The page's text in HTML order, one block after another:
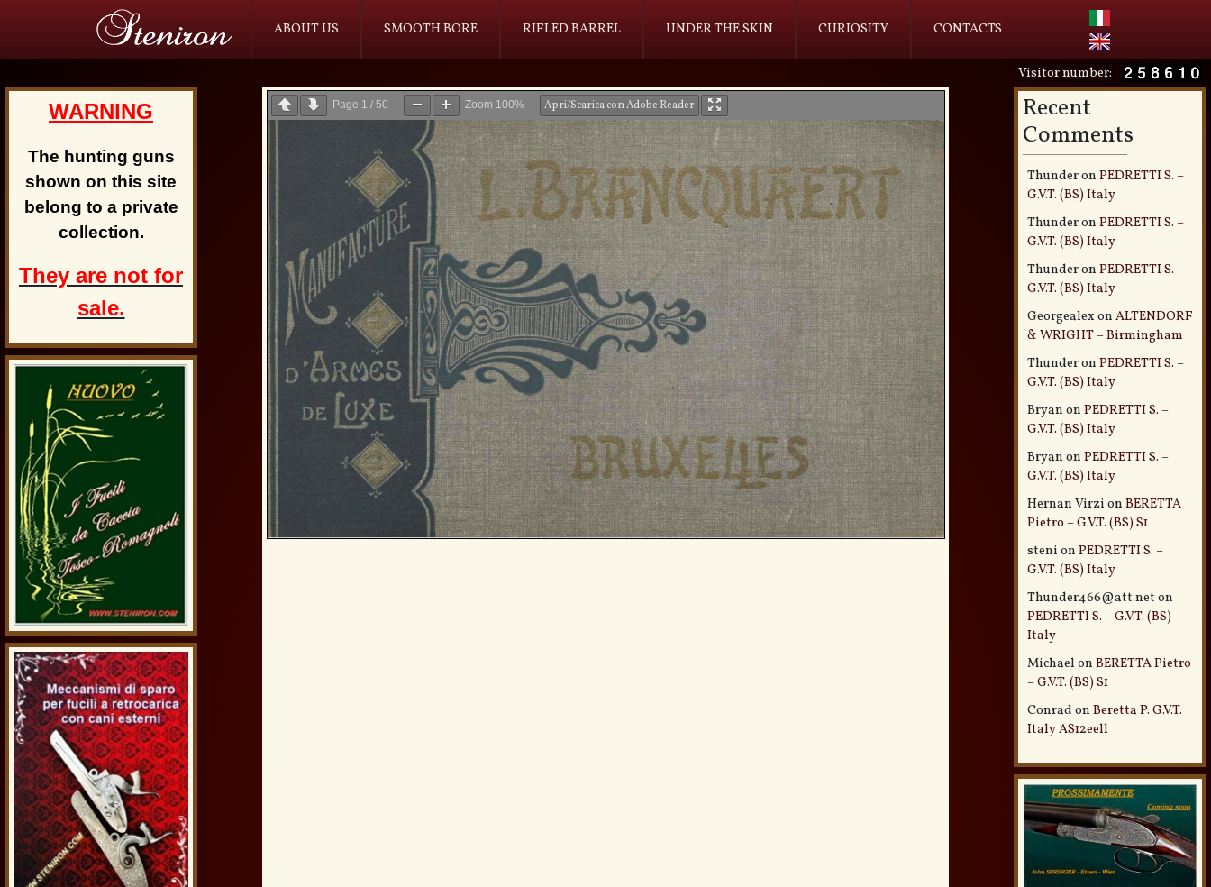
ABOUT US SMOOTH BORE RIFLED BARREL UNDER THE SKIN CURIOSITY CONTACTS
Visitor number:
WARNING
The hunting guns
shown on this site
belong to a private
collection.
They are not for
sale.
Page 1 /50 Zoom 100%
Recent
Comments
Thunderon PEDRETTI S. –
G.V.T. (BS) Italy
Thunderon PEDRETTI S. –
G.V.T. (BS) Italy
Thunderon PEDRETTI S. –
G.V.T. (BS) Italy
Georgealex on ALTENDORF
& WRIGHT – Birmingham
Thunderon PEDRETTI S. –
G.V.T. (BS) Italy
Bryan on PEDRETTI S. –
G.V.T. (BS) Italy
Bryan on PEDRETTI S. –
G.V.T. (BS) Italy
Hernan Virzi on BERETTA
Pietro – G.V.T. (BS) S1
steni on PEDRETTI S. –
G.V.T. (BS) Italy
Thunder466@att.net on
PEDRETTI S. – G.V.T. (BS)
Italy
Michael on BERETTA Pietro
– G.V.T. (BS) S1
Conrad on Beretta P. G.V.T.
Italy AS12eell